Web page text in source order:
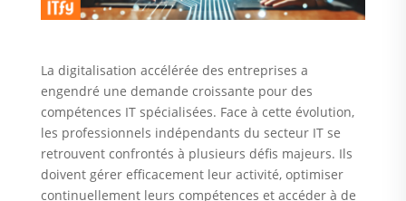
La digitalisation accélérée des entreprises a
engendré une demande croissante pour des
compétences IT spécialisées. Face à cette évolution,
les professionnels indépendants du secteur IT se
retrouvent confrontés à plusieurs défis majeurs. Ils
doivent gérer efficacement leur activité, optimiser
continuellement leurs compétences et accéder à de